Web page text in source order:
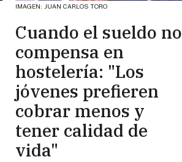
IMAGEN: JUAN CARLOS TORO
Cuando el sueldo no
compensa en
hostelería: "Los
jóvenes prefieren
cobrar menos y
tener calidad de
vida"